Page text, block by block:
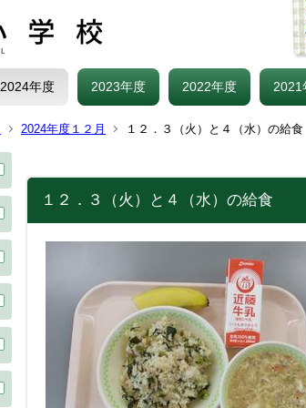
2024年度 2023年度 2022年度 2021
2024年度１２月 １２．３（火）と４（水）の給食
１２．３（火）と４（水）の給食